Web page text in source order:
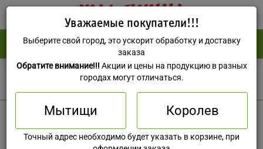
Уважаемые покупатели!!!
Выберите свой город, это ускорит обработку и доставку
заказа
Обратите внимание!!! Акции и цены на продукцию в разных
городах могут отличаться.
Мытищи Королев
Точный адрес необходимо будет указать в корзине, при
(495) 588-73-37 0 руб
Мытищи